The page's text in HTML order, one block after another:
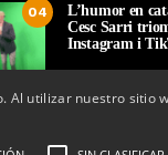
04
L’humor en
Cesc Sarri
Instagram i
utilizar nuestro sitio